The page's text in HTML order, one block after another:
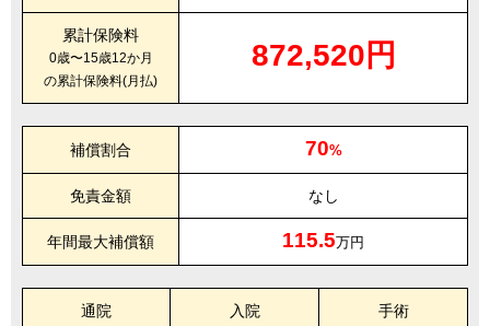
累計保険料
0歳〜15歳12か月
の累計保険料(月払)
872,520円
補償割合 70%
免責金額 なし
年間最大補償額 115.5万円
通院 入院 手術